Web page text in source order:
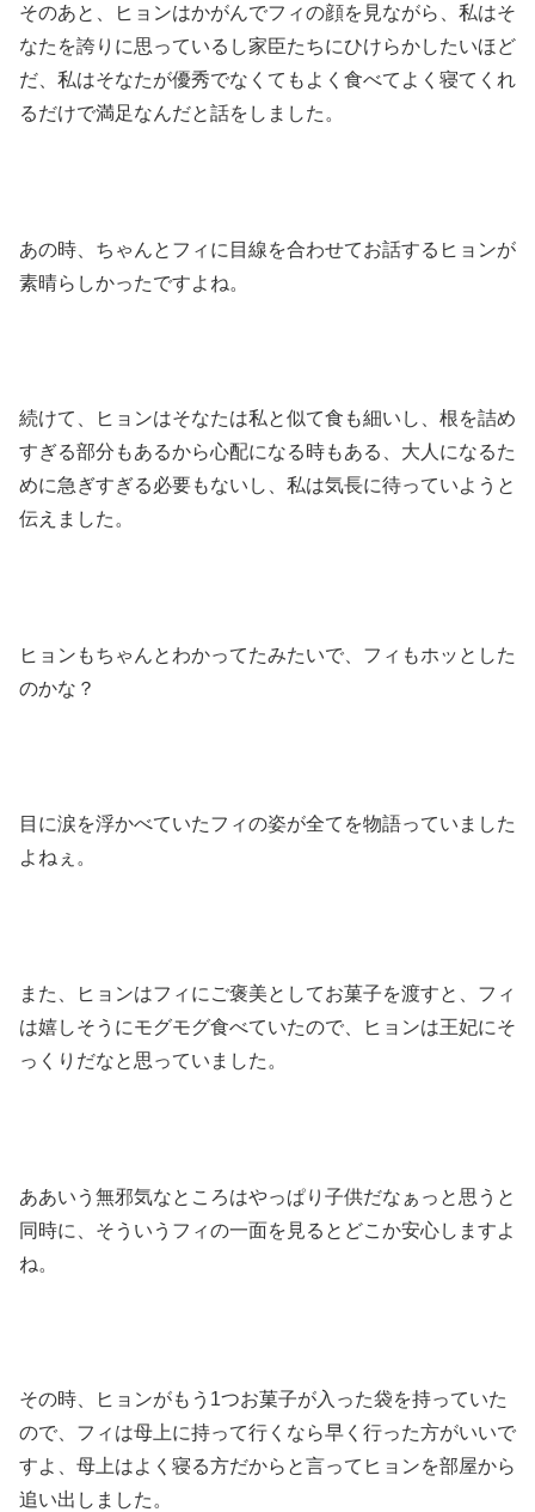
そのあと、ヒョンはかがんでフィの顔を見ながら、私はそ
なたを誇りに思っているし家臣たちにひけらかしたいほど
だ、私はそなたが優秀でなくてもよく食べてよく寝てくれ
るだけで満足なんだと話をしました。
あの時、ちゃんとフィに目線を合わせてお話するヒョンが
素晴らしかったですよね。
続けて、ヒョンはそなたは私と似て食も細いし、根を詰め
すぎる部分もあるから心配になる時もある、大人になるた
めに急ぎすぎる必要もないし、私は気長に待っていようと
伝えました。
ヒョンもちゃんとわかってたみたいで、フィもホッとした
のかな？
目に涙を浮かべていたフィの姿が全てを物語っていました
よねぇ。
また、ヒョンはフィにご褒美としてお菓子を渡すと、フィ
は嬉しそうにモグモグ食べていたので、ヒョンは王妃にそ
っくりだなと思っていました。
ああいう無邪気なところはやっぱり子供だなぁっと思うと
同時に、そういうフィの一面を見るとどこか安心しますよ
ね。
その時、ヒョンがもう1つお菓子が入った袋を持っていた
ので、フィは母上に持って行くなら早く行った方がいいで
すよ、母上はよく寝る方だからと言ってヒョンを部屋から
追い出しました。